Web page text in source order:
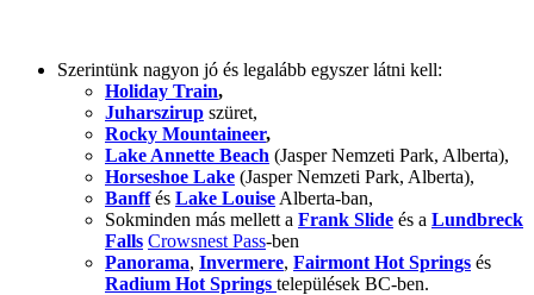
Szerintünk nagyon jó és legalább egyszer látni kell:
Holiday Train,
Juharszirup szüret,
Rocky Mountaineer,
Lake Annette Beach (Jasper Nemzeti Park, Alberta),
Horseshoe Lake (Jasper Nemzeti Park, Alberta),
Banffés Lake Louise Alberta-ban,
Sokminden más mellett a Frank Slide és a Lundbreck
Falls Crowsnest Pass-ben
Panorama, Invermere, Fairmont Hot Springs és
Radium Hot Springs települések BC-ben.